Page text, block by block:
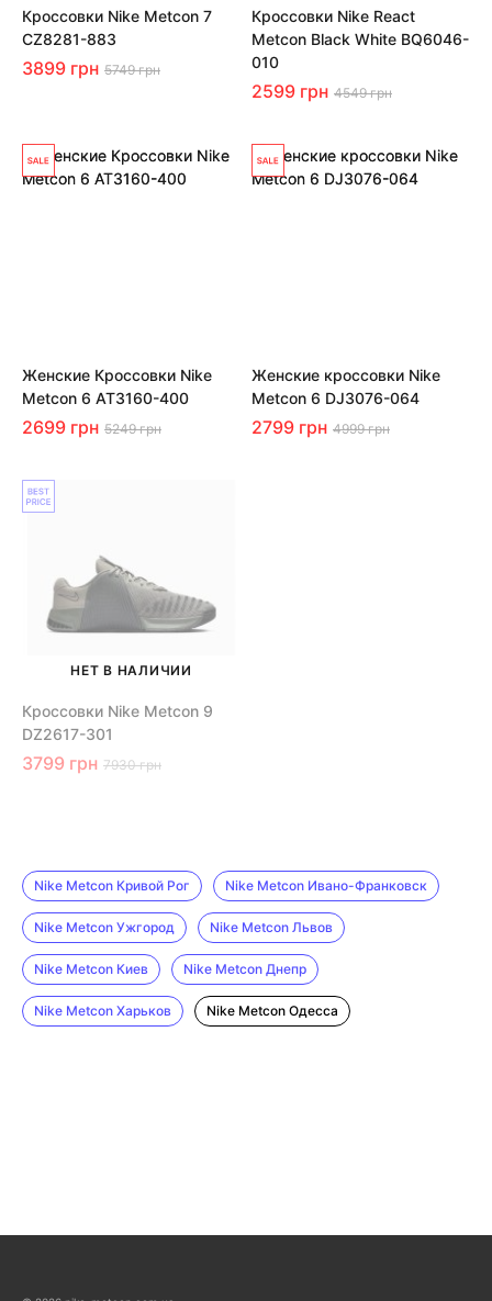
Кроссовки Nike Metcon 7
CZ8281-883
3899 грн 5749 грн
Кроссовки Nike React
Metcon Black White BQ6046-
010
2599 грн 4549 грн
Женские Кроссовки Nike
Metcon 6 AT3160-400
2699 грн 5249 грн
Женские кроссовки Nike
Metcon 6 DJ3076-064
2799 грн 4999 грн
НЕТ В НАЛИЧИИ
Кроссовки Nike Metcon 9
DZ2617-301
3799 грн 7930 грн
Nike Metcon Кривой Рог Nike Metcon Ивано-Франковск
Nike Metcon Ужгород Nike Metcon Львов
Nike Metcon Киев Nike Metcon Днепр
Nike Metcon Харьков Nike Metcon Одесса